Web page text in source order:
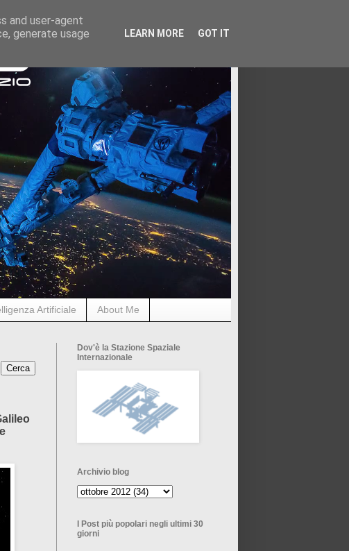
Artificiale About Me
Dov'è la Stazione Spaziale
Internazionale
Archivio blog
I Post più popolari negli ultimi 30
giorni
and user-agent
generate usage
LEARN MORE GOT IT